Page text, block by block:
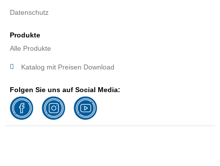
Datenschutz
Produkte
Alle Produkte
Katalog mit Preisen Download
Folgen Sie uns auf Social Media: